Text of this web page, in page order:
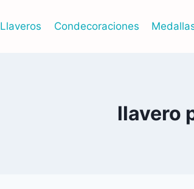
Llaveros Condecoraciones
llavero